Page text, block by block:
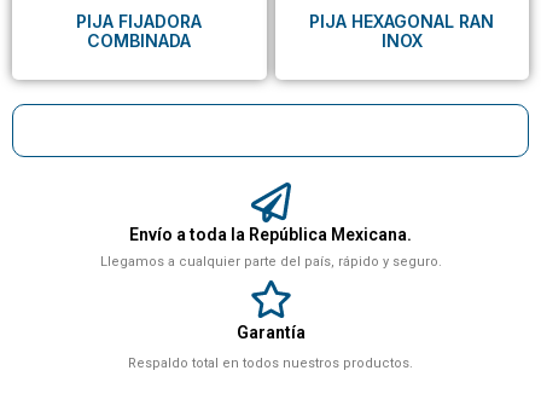
Envío a toda la República Mexicana.
Llegamos a cualquier parte del país, rápido y seguro.
Garantía
Respaldo total en todos nuestros productos.
PIJA FIJADORA
COMBINADA
PIJA HEXAGONAL RAN
INOX